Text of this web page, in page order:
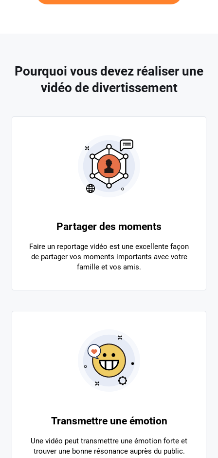
Pourquoi vous devez réaliser une
vidéo de divertissement
Partager des moments
Faire un reportage vidéo est une excellente façon
de partager vos moments importants avec votre
famille et vos amis.
Transmettre une émotion
Une vidéo peut transmettre une émotion forte et
trouver une bonne résonance auprès du public.